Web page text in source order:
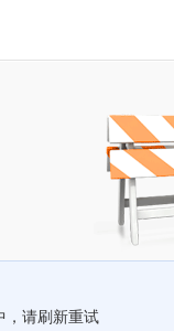
，请刷新重试